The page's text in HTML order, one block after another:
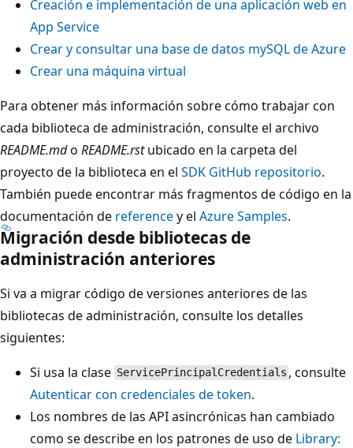
Creación e implementación de una aplicación web en
App Service
Crear y consultar una base de datos mySQL de Azure
Crear una máquina virtual
Para obtener más información sobre cómo trabajar con
cada biblioteca de administración, consulte el archivo
README.mdo README.rstubicado en la carpeta del
proyecto de la biblioteca en el SDK GitHub repositorio.
También puede encontrar más fragmentos de código en la
documentación de referencey el Azure Samples.
Migración desde bibliotecas de
administración anteriores
Si va a migrar código de versiones anteriores de las
bibliotecas de administración, consulte los detalles
siguientes:
Si usa la clase ServicePrincipalCredentials , consulte
Autenticar con credenciales de token.
Los nombres de las API asincrónicas han cambiado
como se describe en los patrones de uso de Library: